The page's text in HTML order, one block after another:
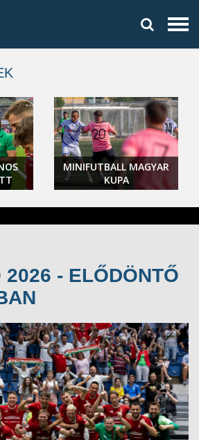
MINIFUTBALL MAGYAR
KUPA
2026 - ELŐDÖNTŐ